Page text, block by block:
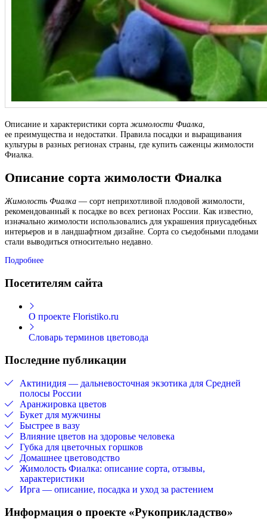
Описание и характеристики сорта жимолости Фиалка
ее преимущества и недостатки. Правила посадки и выращивания
культуры в разных регионах страны, где купить саженцы жимолости
Фиалка.
Описание сорта жимолости Фиалка
Жимолость Фиалка — сорт неприхотливой плодовой жимолости,
рекомендованный к посадке во всех регионах России. Как известно,
изначально жимолости использовались для украшения приусадебных
интерьеров и в ландшафтном дизайне. Сорта со съедобными плодами
стали выводиться относительно недавно.
Подробнее
Посетителям сайта
О проекте Floristiko.ru
Словарь терминов цветовода
Последние публикации
Актинидия — дальневосточная экзотика для Средней
полосы России
Аранжировка цветов
Букет для мужчины
Быстрее в вазу
Влияние цветов на здоровье человека
Губка для цветочных горшков
Домашнее цветоводство
Жимолость Фиалка: описание сорта, отзывы,
характеристики
Ирга — описание, посадка и уход за растением
Информация о проекте «Рукоприкладство»